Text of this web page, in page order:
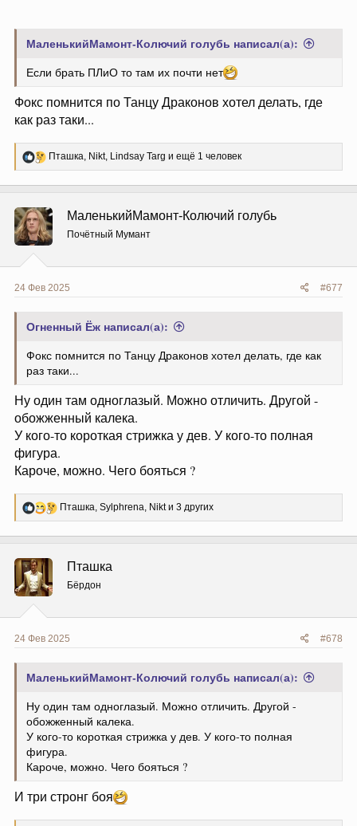
МаленькийМамонт-Колючий голубь написал(а):
Если брать ПЛиО то там их почти нет
Фокс помнится по Танцу Драконов хотел делать, где
как раз таки...
Р
е
ц
и
и
:
Пташка, Nikt, Lindsay Targ и ещё 1 человек
МаленькийМамонт-Колючий голубь
Почётный Мумант
24 Фев 2025 #677
Огненный Ёж написал(а):
Фокс помнится по Танцу Драконов хотел делать, где как
раз таки...
Ну один там одноглазый. Можно отличить. Другой -
обожженный калека.
У кого-то короткая стрижка у дев. У кого-то полная
фигура.
Кароче, можно. Чего бояться ?
Р
е
Пташка, Sylphrena, Niktи 3 других
Пташка
Бёрдон
24 Фев 2025 #678
МаленькийМамонт-Колючий голубь написал(а):
Ну один там одноглазый. Можно отличить. Другой -
обожженный калека.
У кого-то короткая стрижка у дев. У кого-то полная
фигура.
Кароче, можно. Чего бояться ?
И три стронг боя